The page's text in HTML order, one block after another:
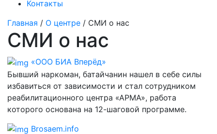
Контакты
Главная / О центре / СМИ о нас
СМИ о нас
«ООО БИА Вперёд»
Бывший наркоман, батайчанин нашел в себе силы
избавиться от зависимости и стал сотрудником
реабилитационного центра «АРМА», работа
которого основана на 12-шаговой программе.
Brosaem.info